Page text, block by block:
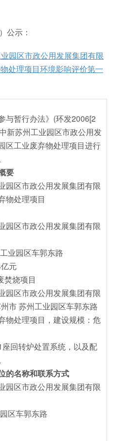
公示：
园区市政公用发展集团有限
处理项目环境影响评价第一
与暂行办法》(环发2006[2
新苏州工业园区市政公用发
区工业废弃物处理项目进行
要
园区市政公用发展集团有限
物处理项目
园区市政公用发展集团有限
业园区车郭东路
元
焚烧项目
园区市政公用发展集团有限
市 苏州工业园区车郭东路
物处理项目，建设规模：危
回转炉处置系统，以及配
的名称和联系方式
园区市政公用发展集团有限
区车郭东路